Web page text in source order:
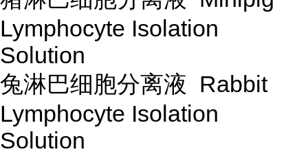
Lymphocyte Isolation
Solution
兔淋巴细胞分离液 Rabbit
Lymphocyte Isolation
Solution